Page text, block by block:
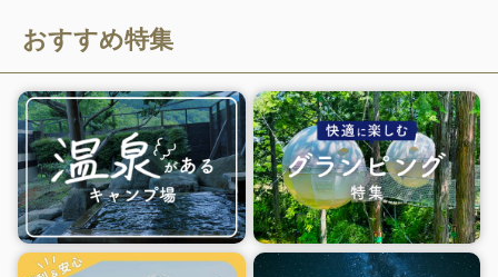
おすすめ特集